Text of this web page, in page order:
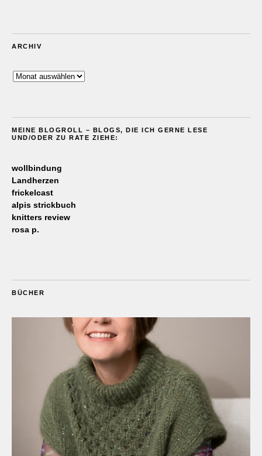
ARCHIV
Archiv
MEINE BLOGROLL – BLOGS, DIE ICH GERNE LESE
UND/ODER ZU RATE ZIEHE:
wollbindung
Landherzen
frickelcast
alpis strickbuch
knitters review
rosa p.
BÜCHER